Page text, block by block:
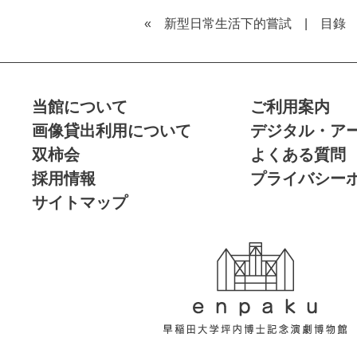
« 新型日常生活下的嘗試 目錄
当館について
ご利用案内
画像貸出利用について
デジタル・ア
双柿会
よくある質問
採用情報
プライバシー
サイトマップ